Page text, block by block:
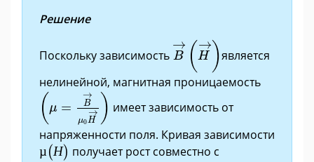
Решение
Поскольку зависимость
→
B (→
H )
→H →
является
нелинейной, магнитная проницаемость
( μ =
→
B
μ0
→
H )
μ=B→μ0H→
имеет зависимость от
напряженности поля. Кривая зависимости
µ (Н)
µ(Н) получает рост совместно с